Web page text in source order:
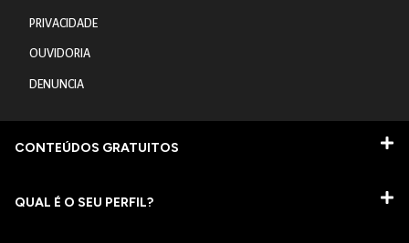
PRIVACIDADE
OUVIDORIA
DENUNCIA
CONTEÚDOS GRATUITOS
QUAL É O SEU PERFIL?